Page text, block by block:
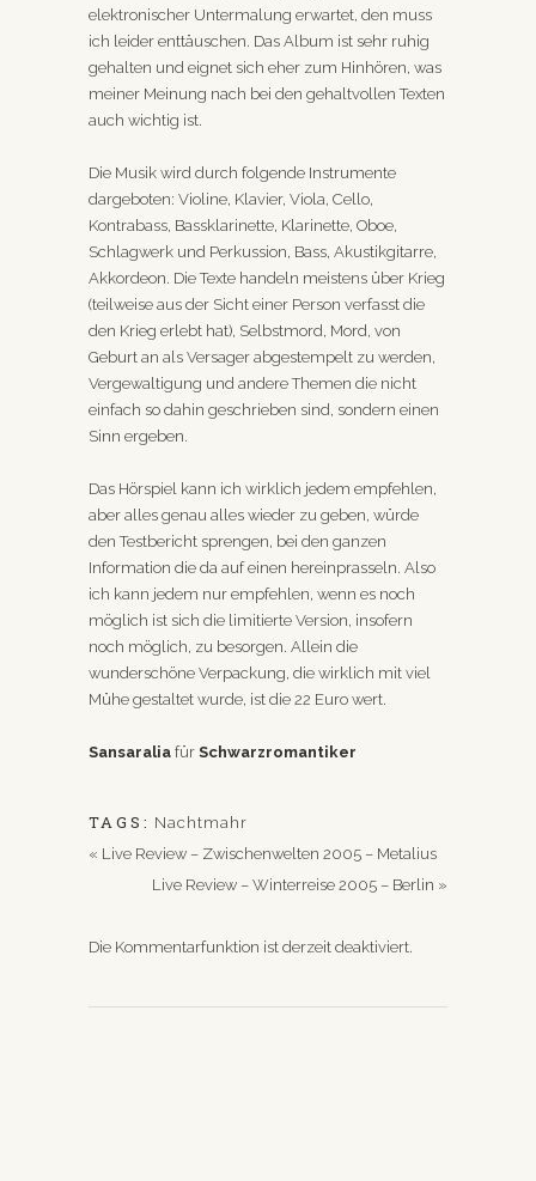
elektronischer Untermalung erwartet, den muss
ich leider enttäuschen. Das Album ist sehr ruhig
gehalten und eignet sich eher zum Hinhören, was
meiner Meinung nach bei den gehaltvollen Texten
auch wichtig ist.
Die Musik wird durch folgende Instrumente
dargeboten: Violine, Klavier, Viola, Cello,
Kontrabass, Bassklarinette, Klarinette, Oboe,
Schlagwerk und Perkussion, Bass, Akustikgitarre,
Akkordeon. Die Texte handeln meistens über Krieg
(teilweise aus der Sicht einer Person verfasst die
den Krieg erlebt hat), Selbstmord, Mord, von
Geburt an als Versager abgestempelt zu werden,
Vergewaltigung und andere Themen die nicht
einfach so dahin geschrieben sind, sondern einen
Sinn ergeben.
Das Hörspiel kann ich wirklich jedem empfehlen,
aber alles genau alles wieder zu geben, würde
den Testbericht sprengen, bei den ganzen
Information die da auf einen hereinprasseln. Also
ich kann jedem nur empfehlen, wenn es noch
möglich ist sich die limitierte Version, insofern
noch möglich, zu besorgen. Allein die
wunderschöne Verpackung, die wirklich mit viel
Mühe gestaltet wurde, ist die 22 Euro wert.
Sansaralia für Schwarzromantiker
TAGS: Nachtmahr
« Live Review – Zwischenwelten 2005 – Metalius
Live Review – Winterreise 2005 – Berlin »
Die Kommentarfunktion ist derzeit deaktiviert.